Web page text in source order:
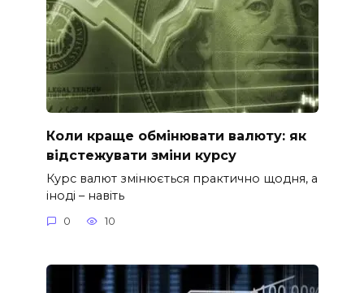
Коли краще обмінювати валюту: як
відстежувати зміни курсу
Курс валют змінюється практично щодня, а
іноді – навіть
0 10